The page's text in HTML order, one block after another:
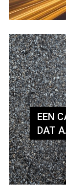
EEN
DAT